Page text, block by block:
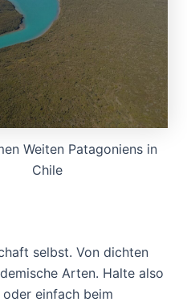
Weiten Patagoniens in
Chile
selbst. Von dichten
Arten. Halte also
einfach beim